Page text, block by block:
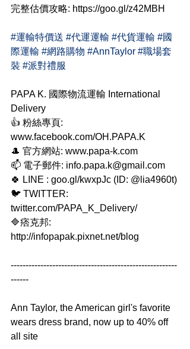
完整估價攻略: https://goo.gl/z42MBH
#運輸特價送 #代運運輸 #代貨運輸 #國
際運輸 #網路購物 #AnnTaylor #職場套
裝 #派對禮服
PAPA K. 國際物流運輸 International
Delivery
👍 粉絲專頁:
www.facebook.com/OH.PAPA.K
🎩 官方網站: www.papa-k.com
📫 電子郵件: info.papa.k@gmail.com
🍀 LINE : goo.gl/kwxpJc (ID: @lia4960t)
🐦 TWITTER:
twitter.com/PAPA_K_Delivery/
🔷痞克邦:
http://infopapak.pixnet.net/blog
--------------------------------------------------------
------
Ann Taylor, the American girl's favorite
wears dress brand, now up to 40% off
all site